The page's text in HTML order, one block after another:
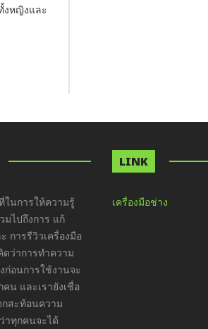
งหญิงและ
ในการให้ความรู้
มไปถึงการ แก้
การรีวิวเครื่องมือ
ดว่าการทำความ
ก่อนการใช้งานจะ
น และเรายังเชื่อ
กสะท้อนความ
าทุกคนจะได้
LINK
เครื่องมือช่าง